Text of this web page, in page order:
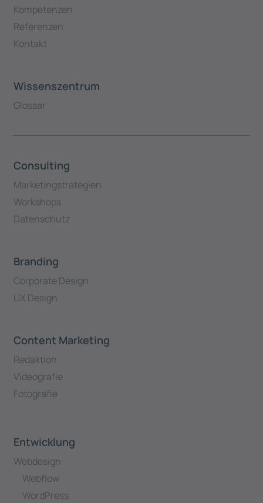
Kompetenzen
Referenzen
Kontakt
Wissenszentrum
Glossar
Consulting
Marketingstrategien
Workshops
Datenschutz
Branding
Corporate Design
UX Design
Content Marketing
Redaktion
Videografie
Fotografie
Entwicklung
Webdesign
Webflow
WordPress